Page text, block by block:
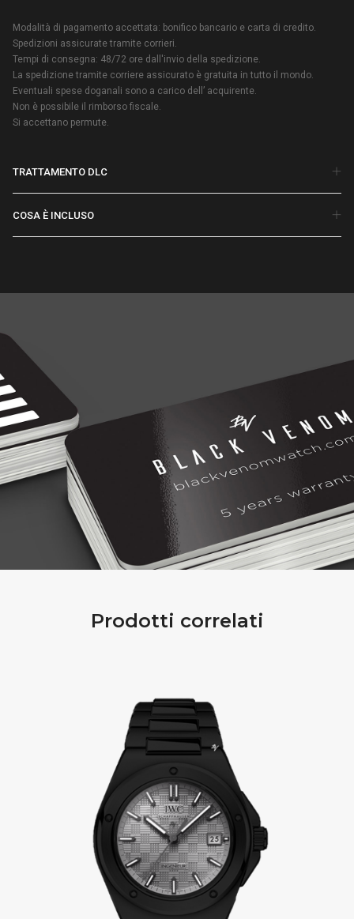
Modalità di pagamento accettata: bonifico bancario e carta di credito.
Spedizioni assicurate tramite corrieri.
Tempi di consegna: 48/72 ore dall'invio della spedizione.
La spedizione tramite corriere assicurato è gratuita in tutto il mondo.
Eventuali spese doganali sono a carico dell’ acquirente.
Non è possibile il rimborso fiscale.
Si accettano permute.
TRATTAMENTO DLC
COSA È INCLUSO
Prodotti correlati